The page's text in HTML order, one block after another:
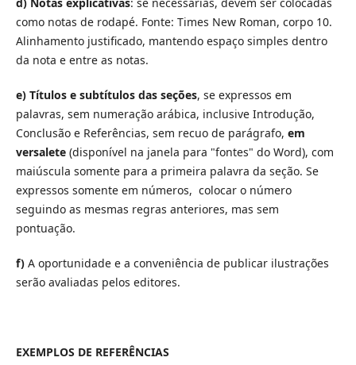
como notas de rodapé. Fonte: Times New Roman, corpo 10.
Alinhamento justificado, mantendo espaço simples dentro
da nota e entre as notas.
e) Títulos e subtítulos das seções, se expressos em
palavras, sem numeração arábica, inclusive Introdução,
Conclusão e Referências, sem recuo de parágrafo, em
versalete(disponível na janela para "fontes" do Word), com
maiúscula somente para a primeira palavra da seção. Se
expressos somente em números, colocar o número
seguindo as mesmas regras anteriores, mas sem
pontuação.
f)A oportunidade e a conveniência de publicar ilustrações
serão avaliadas pelos editores.
EXEMPLOS DE REFERÊNCIAS